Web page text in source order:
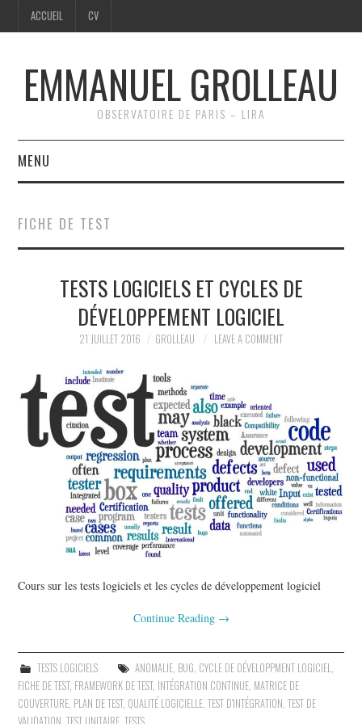
ACCUEIL CV
EMMANUEL GROLLEAU
OBSERVATOIRE DE PARIS – LIRA
MENU
CV
FICHE DE TEST
TESTS LOGICIELS ET CYCLES DE
DÉVELOPPEMENT LOGICIEL
21 JUILLET 2016 GROLLEAU LEAVE A COMMENT
Cours sur les tests logiciels et les cycles de développement logiciel
Continue Reading →
TESTS LOGICIELS ANOMALIE, BUG CYCLE DE DÉVELOPPMENT LOGICIEL
FICHE DE TEST, FRAMEWORK DE TEST, INTÉGRATION CONTINUE MATRICE DE
COUVERTURE PLAN DE TEST, QUALITÉ LOGICIELLE ,TEST D'INTÉGRATION ,TEST DE
VALIDATION ,TEST UNITAIRE ,TESTS